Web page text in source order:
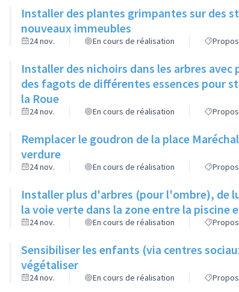
Installer des plantes grimpantes sur des
nouveaux immeubles
24 nov. En cours de réalisation
Installer des nichoirs dans les arbres
des fagots de différentes essences pour
la Roue
24 nov. En cours de réalisation
Remplacer le goudron de la place
verdure
24 nov. En cours de réalisation
Installer plus d'arbres (pour l'ombre), de
la voie verte dans la zone entre la piscine
24 nov. En cours de réalisation
Sensibiliser les enfants (via centres
végétaliser
24 nov. En cours de réalisation